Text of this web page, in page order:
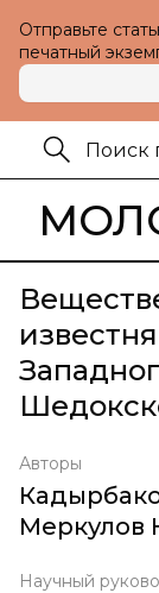
Отправьте
печатный
Авторы
Меркулов
Научный